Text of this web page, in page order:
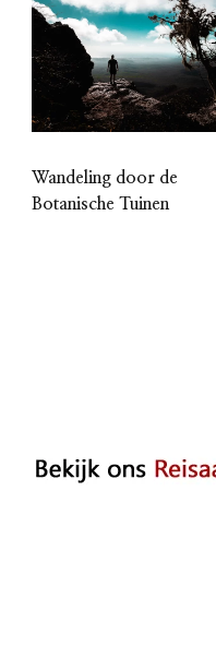
Wandeling door de
Botanische Tuinen